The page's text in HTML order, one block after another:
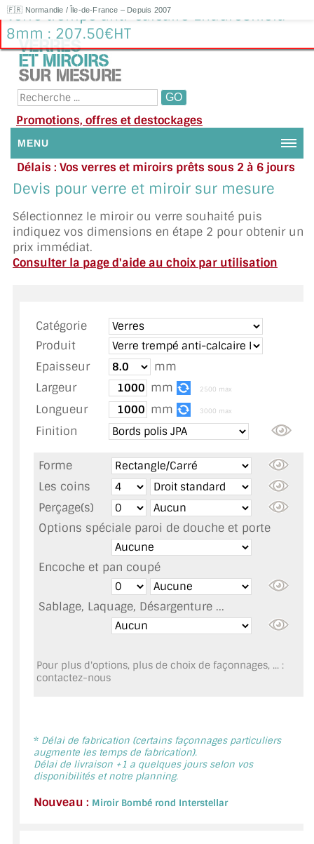
🇫🇷 Normandie / Île-de-France – Depuis 2007
Verre trempé anti-calcaire EnduroShield
8mm : 207.50€HT
Promotions, offres et destockages
MENU
NOUS CONTACTER
DEMANDE DE DEVIS
SUIVI DE DEVIS
TOUS LES TARIFS AU M2
GUIDE : CHOIX PAR UTILISATION
INSPIRATIONS ET NOUVEAUTÉS
AMBIANCE LAITON BROSSÉ
MIROIR SUR MESURE
MIROIR VIEILLI
MIROIR DÉCORATIF DE COULEUR
LOTS DE MIROIRS EN MOZAÏQUE
MIROIR POUR PORTE
MIROIR PAROI DE DOUCHE
MIROIR ENCADRÉ
Délais : Vos verres et miroirs prêts sous 2 à 6 jours
en moyenne
Besoin d'aide ?
Appelez ou envoyez un SMS au 06 79 92 33 38
Devis pour verre et miroir sur mesure
Sélectionnez le miroir ou verre souhaité puis
indiquez vos dimensions en étape 2 pour obtenir un
prix immédiat.
Consulter la page d'aide au choix par utilisation
Catégorie
Produit
Epaisseur
mm
Largeur
mm 2500 max
Longueur mm 3000 max
Finition
Forme
Les coins
Perçage(s)
Options spéciale paroi de douche et porte
Encoche et pan coupé
Sablage, Laquage, Désargenture ...
Pour plus d'options, plus de choix de façonnages, ... :
contactez-nous
* Délai de fabrication (certains façonnages particuliers
augmente les temps de fabrication).
Délai de livraison +1 a quelques jours selon vos
disponibilités et notre planning.
Nouveau : Miroir Bombé rond Interstellar